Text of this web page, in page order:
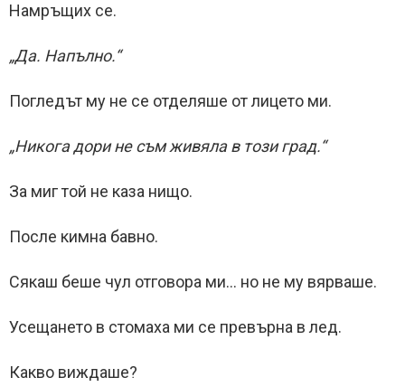
Намръщих се.
„Да. Напълно.“
Погледът му не се отделяше от лицето ми.
„Никога дори не съм живяла в този град.“
За миг той не каза нищо.
После кимна бавно.
Сякаш беше чул отговора ми… но не му вярваше.
Усещането в стомаха ми се превърна в лед.
Какво виждаше?